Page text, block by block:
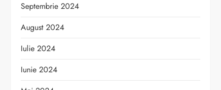
Septembrie 2024
August 2024
Iulie 2024
Iunie 2024